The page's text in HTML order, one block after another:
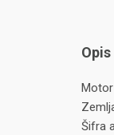
Opis
Motor
Šifra